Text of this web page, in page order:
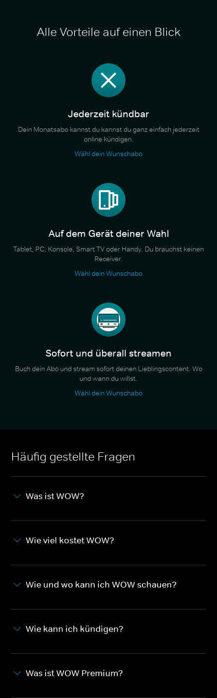
Alle Vorteile auf einen Blick
Jederzeit kündbar
Dein Monatsabo kannst du kannst du ganz einfach jederzeit
online kündigen.
Wähl dein Wunschabo
Auf dem Gerät deiner Wahl
Tablet, PC, Konsole, Smart TV oder Handy. Du brauchst keinen
Receiver.
Wähl dein Wunschabo
Sofort und überall streamen
Buch dein Abo und stream sofort deinen Lieblingscontent. Wo
und wann du willst.
Wähl dein Wunschabo
Häufig gestellte Fragen
Was ist WOW?
Wie viel kostet WOW?
Wie und wo kann ich WOW schauen?
Wie kann ich kündigen?
Was ist WOW Premium?